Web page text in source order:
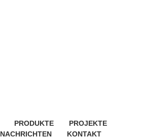
PRODUKTE
PROJEKTE
NACHRICHTEN KONTAKT